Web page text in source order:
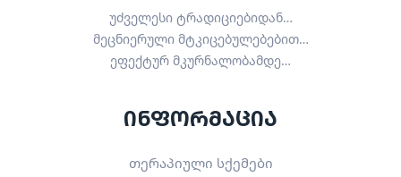
უძველესი ტრადიციებიდან…
მეცნიერული მტკიცებულებებით…
ეფექტურ მკურნალობამდე…
ინფორმაცია
თერაპიული სქემები